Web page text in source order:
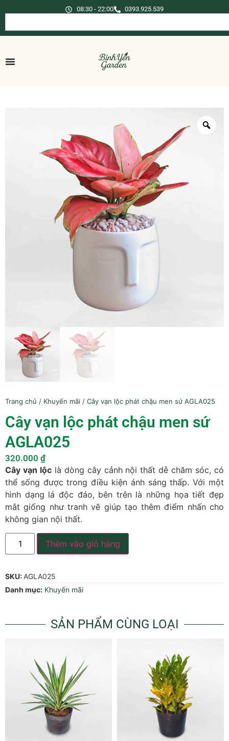
08:30 - 22:00 0393.925.539
Trang chủ / Khuyến mãi / Cây vạn lộc phát chậu men sứ AGLA025
Cây vạn lộc phát chậu men sứ
AGLA025
320.000 ₫
Cây vạn lộclà dòng cây cảnh nội thất dễ chăm sóc, có
thể sống được trong điều kiện ánh sáng thấp. Với một
hình dạng lá độc đáo, bên trên là những họa tiết đẹp
mắt giống như tranh vẽ giúp tạo thêm điểm nhấn cho
không gian nội thất.
Thêm vào giỏ hàng
SKU: AGLA025
Danh mục: Khuyến mãi
SẢN PHẨM CÙNG LOẠI